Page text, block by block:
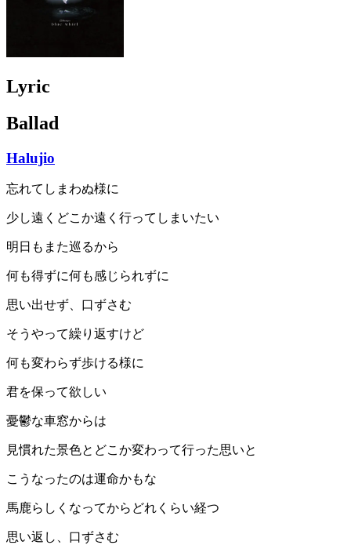
Lyric
Ballad
Halujio
忘れてしまわぬ様に
少し遠くどこか遠く行ってしまいたい
明日もまた巡るから
何も得ずに何も感じられずに
思い出せず、口ずさむ
そうやって繰り返すけど
何も変わらず歩ける様に
君を保って欲しい
憂鬱な車窓からは
見慣れた景色とどこか変わって行った思いと
こうなったのは運命かもな
馬鹿らしくなってからどれくらい経つ
思い返し、口ずさむ